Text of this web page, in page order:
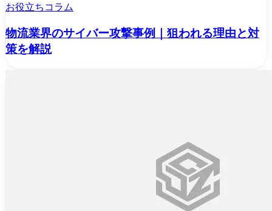
お役立ちコラム
物流業界のサイバー攻撃事例｜狙われる理由と対
策を解説